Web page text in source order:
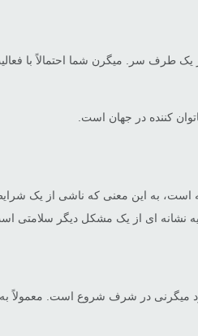
سر. میگرن شما احتمالاً با
است، به این معنی که ناشی از یک
نشانه ای از یک مشکل دیگر سلامتی
در شرف شروع است. معمولاً به